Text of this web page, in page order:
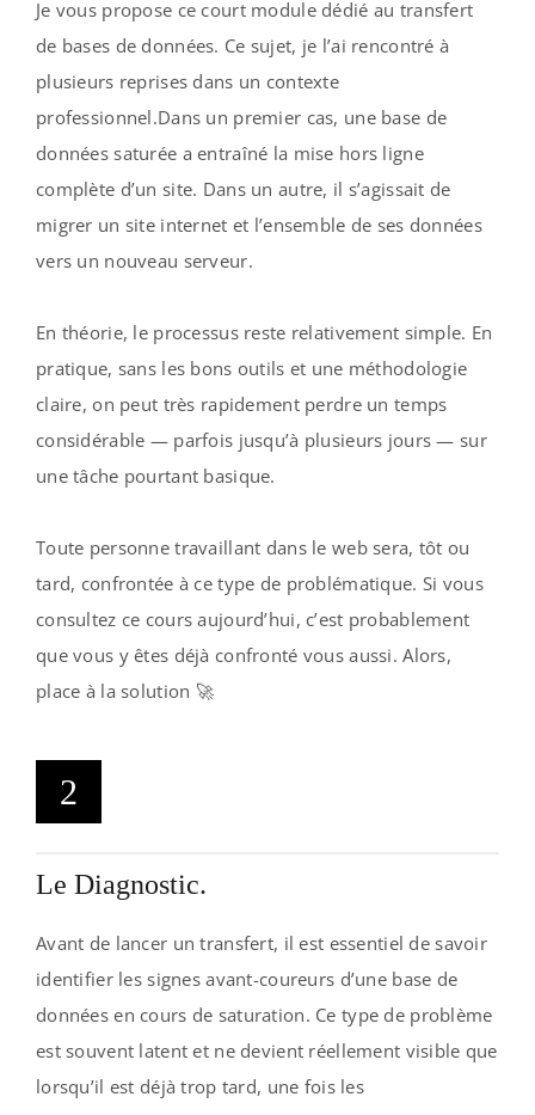
Je vous propose ce court module dédié au transfert
de bases de données. Ce sujet, je l’ai rencontré à
plusieurs reprises dans un contexte
professionnel.Dans un premier cas, une base de
données saturée a entraîné la mise hors ligne
complète d’un site. Dans un autre, il s’agissait de
migrer un site internet et l’ensemble de ses données
vers un nouveau serveur.
En théorie, le processus reste relativement simple. En
pratique, sans les bons outils et une méthodologie
claire, on peut très rapidement perdre un temps
considérable — parfois jusqu’à plusieurs jours — sur
une tâche pourtant basique.
Toute personne travaillant dans le web sera, tôt ou
tard, confrontée à ce type de problématique. Si vous
consultez ce cours aujourd’hui, c’est probablement
que vous y êtes déjà confronté vous aussi. Alors,
place à la solution 🚀
2
Le Diagnostic.
Avant de lancer un transfert, il est essentiel de savoir
identifier les signes avant-coureurs d’une base de
données en cours de saturation. Ce type de problème
est souvent latent et ne devient réellement visible que
lorsqu’il est déjà trop tard, une fois les